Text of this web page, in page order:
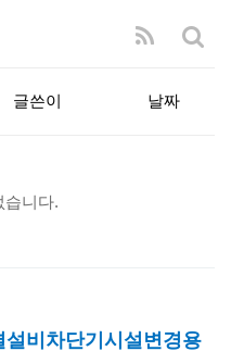
글쓴이 날짜
습니다.
비차단기시설변경용